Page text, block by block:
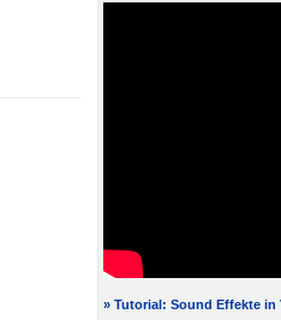
» Tutorial: Sound Effekte in